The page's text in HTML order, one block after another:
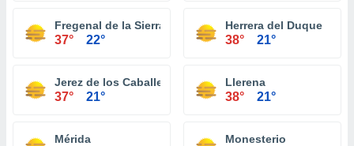
Fregenal de la Sierra
37° 22°
Herrera del Duque
38° 21°
Jerez de los Caballeros
37° 21°
Llerena
38° 21°
Mérida Monesterio